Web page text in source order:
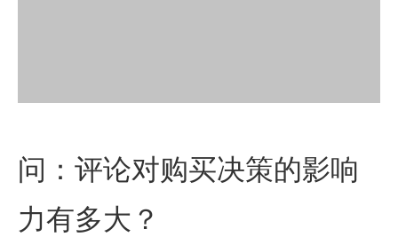
问：评论对购买决策的影响
力有多大？